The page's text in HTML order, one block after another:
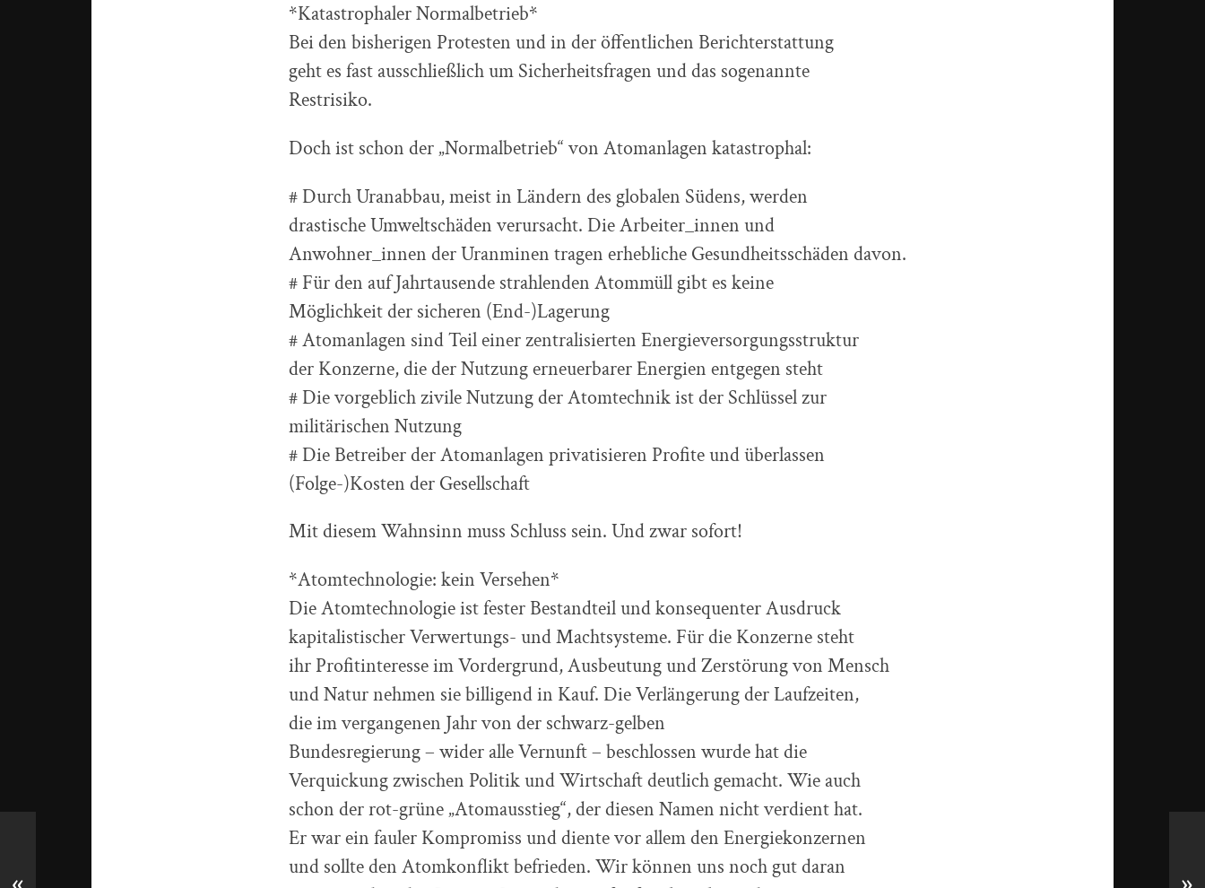
*Katastrophaler Normalbetrieb*
Bei den bisherigen Protesten und in der öffentlichen Berichterstattung
geht es fast ausschließlich um Sicherheitsfragen und das sogenannte
Restrisiko.
Doch ist schon der „Normalbetrieb“ von Atomanlagen katastrophal:
# Durch Uranabbau, meist in Ländern des globalen Südens, werden
drastische Umweltschäden verursacht. Die Arbeiter_innen und
Anwohner_innen der Uranminen tragen erhebliche Gesundheitsschäden davon.
# Für den auf Jahrtausende strahlenden Atommüll gibt es keine
Möglichkeit der sicheren (End-)Lagerung
# Atomanlagen sind Teil einer zentralisierten Energieversorgungsstruktur
der Konzerne, die der Nutzung erneuerbarer Energien entgegen steht
# Die vorgeblich zivile Nutzung der Atomtechnik ist der Schlüssel zur
militärischen Nutzung
# Die Betreiber der Atomanlagen privatisieren Profite und überlassen
(Folge-)Kosten der Gesellschaft
Mit diesem Wahnsinn muss Schluss sein. Und zwar sofort!
*Atomtechnologie: kein Versehen*
Die Atomtechnologie ist fester Bestandteil und konsequenter Ausdruck
kapitalistischer Verwertungs- und Machtsysteme. Für die Konzerne steht
ihr Profitinteresse im Vordergrund, Ausbeutung und Zerstörung von Mensch
und Natur nehmen sie billigend in Kauf. Die Verlängerung der Laufzeiten,
die im vergangenen Jahr von der schwarz-gelben
Bundesregierung – wider alle Vernunft – beschlossen wurde hat die
Verquickung zwischen Politik und Wirtschaft deutlich gemacht. Wie auch
schon der rot-grüne „Atomausstieg“, der diesen Namen nicht verdient hat.
Er war ein fauler Kompromiss und diente vor allem den Energiekonzernen
und sollte den Atomkonflikt befrieden. Wir können uns noch gut daran